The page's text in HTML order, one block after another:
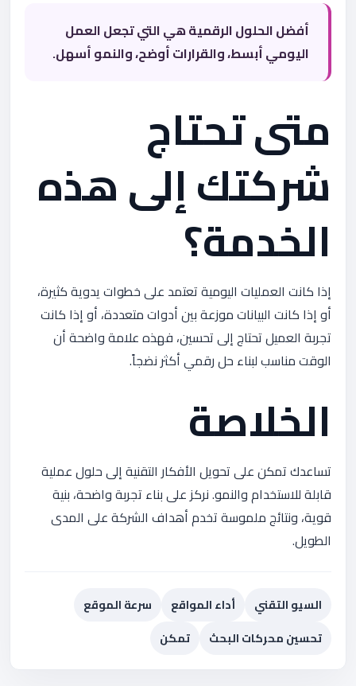
أفضل الحلول الرقمية هي التي تجعل العمل
اليومي أبسط، والقرارات أوضح، والنمو أسهل.
متى تحتاج
شركتك إلى هذه
الخدمة؟
إذا كانت العمليات اليومية تعتمد على خطوات يدوية كثيرة،
أو إذا كانت البيانات موزعة بين أدوات متعددة، أو إذا كانت
تجربة العميل تحتاج إلى تحسين، فهذه علامة واضحة أن
الوقت مناسب لبناء حل رقمي أكثر نضجاً.
الخلاصة
تساعدك تمكن على تحويل الأفكار التقنية إلى حلول عملية
قابلة للاستخدام والنمو. نركز على بناء تجربة واضحة، بنية
قوية، ونتائج ملموسة تخدم أهداف الشركة على المدى
الطويل.
السيو التقني أداء المواقع
سرعة الموقع
تحسين محركات البحث
تمكن